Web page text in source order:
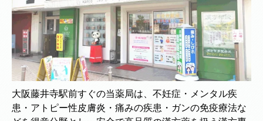
大阪藤井寺駅前すぐの当薬局は、不妊症・メンタル疾
患・アトピー性皮膚炎・痛みの疾患・ガンの免疫療法な